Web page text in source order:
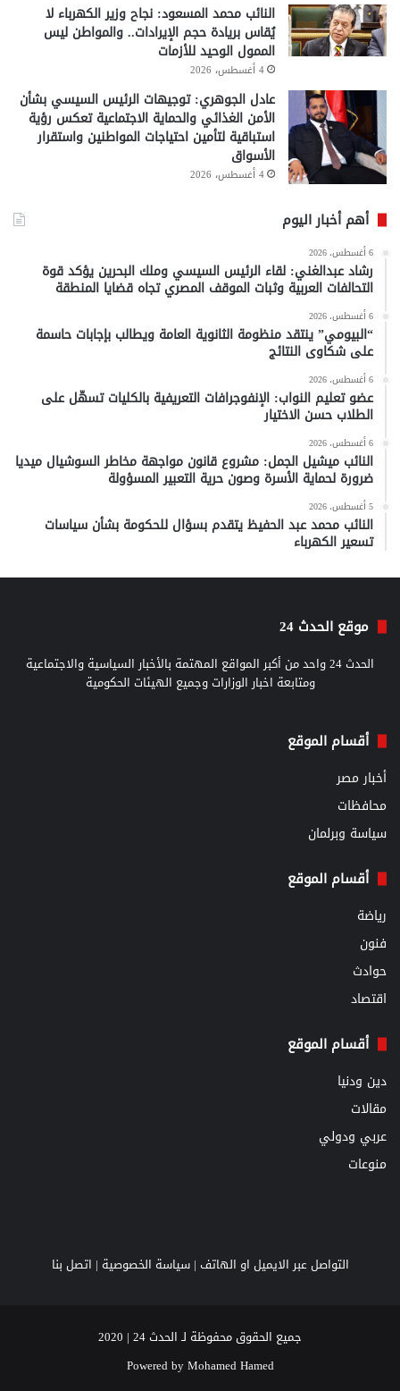
النائب محمد المسعود: نجاح وزير الكهرباء لا
يُقاس بريادة حجم الإيرادات.. والمواطن ليس
الممول الوحيد للأزمات
4 أغسطس، 2026
عادل الجوهري: توجيهات الرئيس السيسي بشأن
الأمن الغذائي والحماية الاجتماعية تعكس رؤية
استباقية لتأمين احتياجات المواطنين واستقرار
الأسواق
4 أغسطس، 2026
أهم أخبار اليوم
6 أغسطس، 2026
رشاد عبدالغني: لقاء الرئيس السيسي وملك البحرين يؤكد قوة
التحالفات العربية وثبات الموقف المصري تجاه قضايا المنطقة
6 أغسطس، 2026
“البيومي” ينتقد منظومة الثانوية العامة ويطالب بإجابات حاسمة
على شكاوى النتائج
6 أغسطس، 2026
عضو تعليم النواب: الإنفوجرافات التعريفية بالكليات تسهّل على
الطلاب حسن الاختيار
6 أغسطس، 2026
النائب ميشيل الجمل: مشروع قانون مواجهة مخاطر السوشيال ميديا
ضرورة لحماية الأسرة وصون حرية التعبير المسؤولة
5 أغسطس، 2026
النائب محمد عبد الحفيظ يتقدم بسؤال للحكومة بشأن سياسات
تسعير الكهرباء
موقع الحدث 24
الحدث 24 واحد من أكبر المواقع المهتمة بالأخبار السياسية والاجتماعية
ومتابعة اخبار الوزارات وجميع الهيئات الحكومية
أقسام الموقع
أخبار مصر
محافظات
سياسة وبرلمان
أقسام الموقع
رياضة
فنون
حوادث
اقتصاد
أقسام الموقع
دين ودنيا
مقالات
عربي ودولي
منوعات
التواصل عبر الايميل او الهاتف |سياسة الخصوصية | اتصل بنا
جميع الحقوق محفوظة لـ الحدث 24 | 2020
Powered byMohamed Hamed